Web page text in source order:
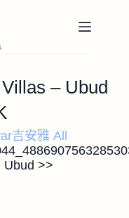
– Ubud
吉安雅 All
Ubud >>